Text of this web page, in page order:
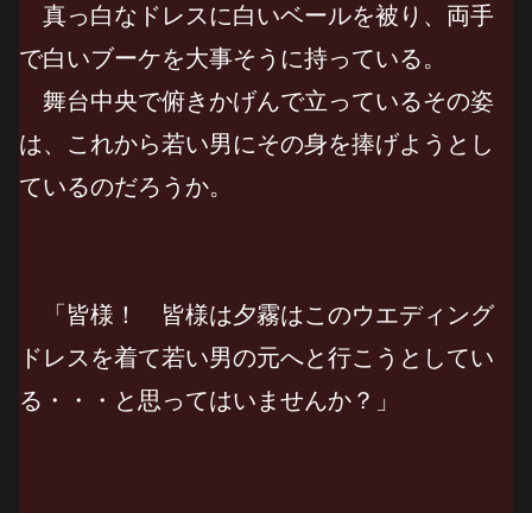
真っ白なドレスに白いベールを被り、両手
で白いブーケを大事そうに持っている。
舞台中央で俯きかげんで立っているその姿
は、これから若い男にその身を捧げようとし
ているのだろうか。
「皆様！ 皆様は夕霧はこのウエディング
ドレスを着て若い男の元へと行こうとしてい
る・・・と思ってはいませんか？」